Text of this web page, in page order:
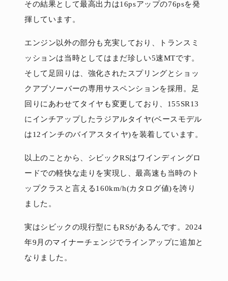
その結果として最高出力は16psアップの76psを発
揮しています。
エンジン以外の部分も充実しており、トランスミ
ッションは当時としてはまだ珍しい5速MTです。
そして足回りは、強化されたスプリングとショッ
クアブソーバーの専用サスペンションを採用。足
回りにあわせてタイヤも変更しており、155SR13
にインチアップしたラジアルタイヤ(ベースモデル
は12インチのバイアスタイヤ)を装着しています。
以上のことから、シビックRSはワインディングロ
ードでの軽快な走りを実現し、最高速も当時のト
ップクラスと言える160km/h(カタログ値)を誇り
ました。
実はシビックの現行型にもRSがあるんです。2024
年9月のマイナーチェンジでラインアップに追加と
なりました。